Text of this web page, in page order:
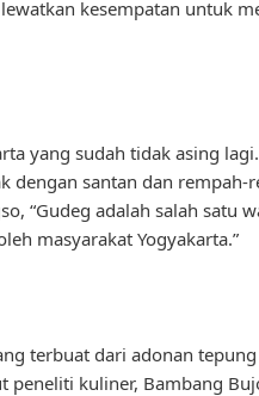
kesempatan untuk
yang sudah tidak asing
dengan santan dan rempah-
“Gudeg adalah salah satu
masyarakat Yogyakarta.”
terbuat dari adonan
peneliti kuliner, Bambang